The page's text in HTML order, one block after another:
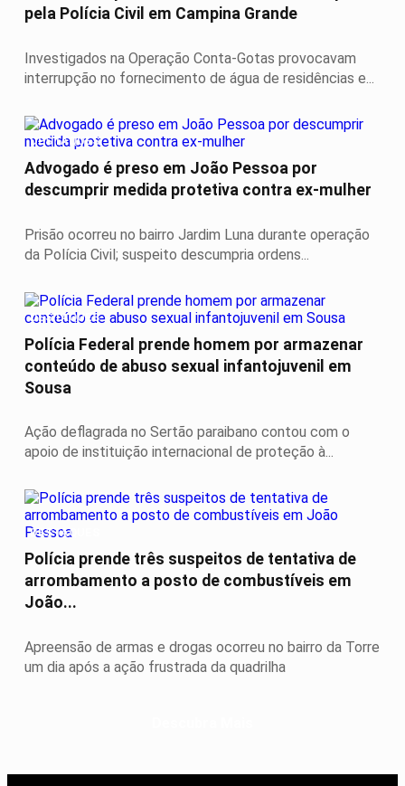
pela Polícia Civil em Campina Grande
Investigados na Operação Conta-Gotas provocavam
interrupção no fornecimento de água de residências e...
DESTAQUES
Advogado é preso em João Pessoa por
descumprir medida protetiva contra ex-mulher
Prisão ocorreu no bairro Jardim Luna durante operação
da Polícia Civil; suspeito descumpria ordens...
DESTAQUES
Polícia Federal prende homem por armazenar
conteúdo de abuso sexual infantojuvenil em
Sousa
Ação deflagrada no Sertão paraibano contou com o
apoio de instituição internacional de proteção à...
DESTAQUES
Polícia prende três suspeitos de tentativa de
arrombamento a posto de combustíveis em
João...
Apreensão de armas e drogas ocorreu no bairro da Torre
um dia após a ação frustrada da quadrilha